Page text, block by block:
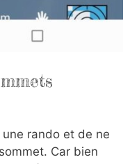
rando et de ne
Car bien